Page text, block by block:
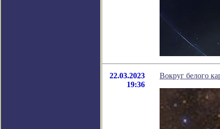
22.03.2023
19:36
Вокруг белого